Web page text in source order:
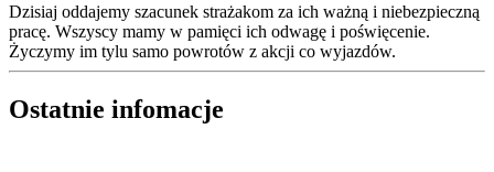
Dzisiaj oddajemy szacunek strażakom za ich ważną i niebezpieczną
pracę. Wszyscy mamy w pamięci ich odwagę i poświęcenie.
Życzymy im tylu samo powrotów z akcji co wyjazdów.
Ostatnie infomacje